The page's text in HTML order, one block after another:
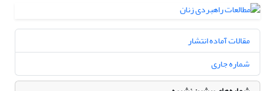
مقالات آماده انتشار
شماره جاری